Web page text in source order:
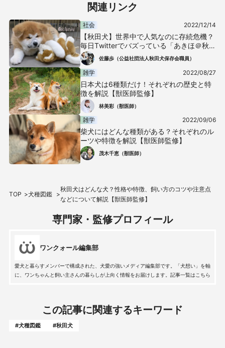
関連リンク
社会 2022/12/14
【秋田犬】世界中で人気なのに存続危機？
毎日Twitterでバズっている「あきほ＠秋田
犬会館」が真剣に伝えたいこと
佐藤歩（公益社団法人秋田犬保存会職員）
雑学 2022/08/27
日本犬は6種類だけ！それぞれの歴史と特
徴を解説【獣医師監修】
林美彩（獣医師）
雑学 2022/09/06
柴犬にはどんな種類がある？それぞれのル
ーツや特徴を解説【獣医師監修】
茂木千恵（獣医師）
TOP 犬種図鑑
秋田犬はどんな犬？性格や特徴、飼い方のコツや注意点
などについて解説【獣医師監修】
専門家・監修プロフィール
ワンクォール編集部
愛犬と暮らすメンバーで構成された、犬愛の強いメディア編集部です。「犬想い」を軸
に、ワンちゃんと飼い主さんの暮らしが上向く情報をお届けします。記事一覧はこちら
この記事に関連するキーワード
#犬種図鑑 #秋田犬